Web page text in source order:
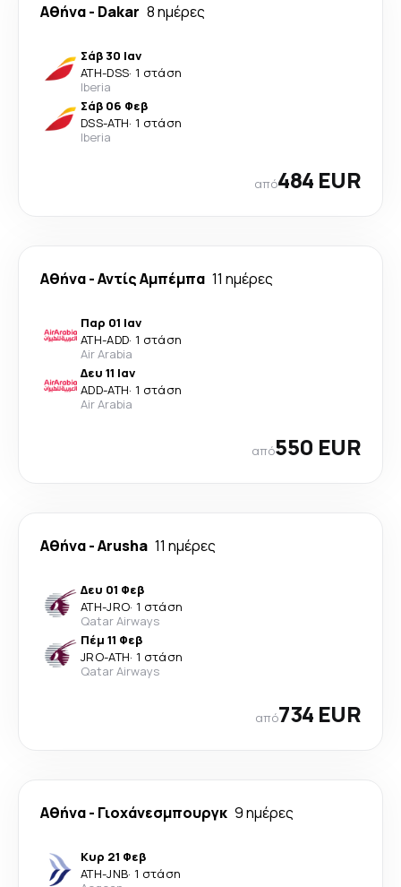
Αθήνα- Dakar 8 ημέρες
Σάβ 30 Ιαν
ATH-DSS· 1 στάση
Iberia
Σάβ 06 Φεβ
DSS-ATH· 1 στάση
Iberia
από484 EUR
Αθήνα-Αντίς Αμπέμπα 11 ημέρες
Παρ 01 Ιαν
ATH-ADD· 1 στάση
Air Arabia
Δευ 11 Ιαν
ADD-ATH· 1 στάση
Air Arabia
από550 EUR
Αθήνα-Arusha 11 ημέρες
Δευ 01 Φεβ
ATH-JRO· 1 στάση
Qatar Airways
Πέμ 11 Φεβ
JRO-ATH· 1 στάση
Qatar Airways
από734 EUR
Αθήνα- Γιοχάνεσμπουργκ 9 ημέρες
Κυρ 21 Φεβ
ATH-JNB· 1 στάση